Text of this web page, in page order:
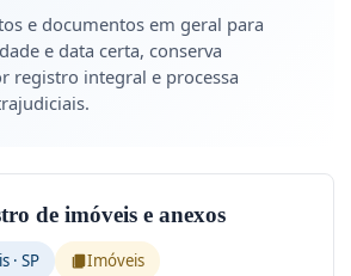
e documentos em geral para
e data certa, conserva
registro integral e processa
de imóveis e anexos
· SP Imóveis